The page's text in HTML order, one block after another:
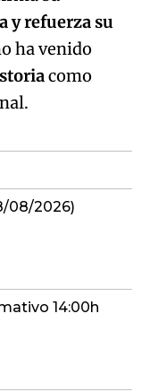
y refuerza su
ha venido
como
08/2026)
14:00h